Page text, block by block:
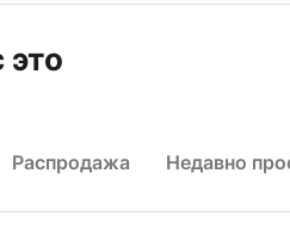
Распродажа Недавно